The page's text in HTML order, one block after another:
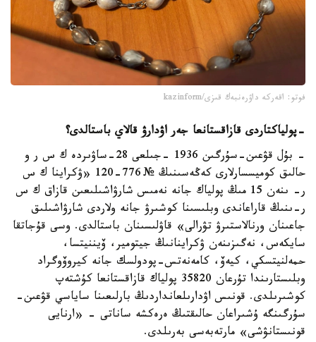
فوتو: اقەركە داۋرەنبەك قىزى/kazinform
-پولياكتاردى قازاقستانعا جەر اۋدارۋ قالاي باستالدى؟
- بۇل قۋعىن-سۇرگىن 1936 -جىلعى 28-ساۋىردە ك س ر و
حالىق كوميسسارلارى كەڭەسىنىڭ № 776-120 «ۋكراينا ك س
ر- ىنەن 15 مىڭ پولياك جانە نەمىس شارۋاشىلىعىن قازاق ك س
ر-ىنىڭ قاراعاندى وبلىسىنا كوشىرۋ جانە ولاردى شارۋاشىلىق
جاعىنان ورنالاستىرۋ تۋرالى» قاۋلىسىنان باستالدى. وسى قۇجاتقا
سايكەس، نەگىزىنەن ۋكراينانىڭ جيتومير، ۆيننيتسا،
حمەلنيتسكي، كيەۆ، كامەنەتس-پودولسك جانە كيروۆوگراد
وبلىستارىندا تۇرعان 35820 پولياك قازاقستانعا كۇشتەپ
كوشىرىلدى. قونىس اۋدارىلعانداردىڭ بارلىعىنا ساياسي قۋعىن-
سۇرگىنگە ۇشىراعان حالىقتىڭ ەرەكشە ساناتى - «ارنايى
قونىستانۋشى» مارتەبەسى بەرىلدى.